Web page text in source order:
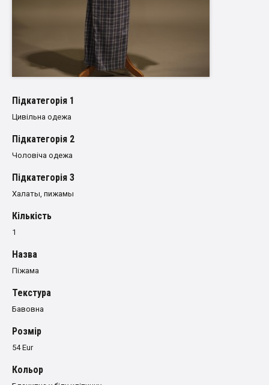
Пiдкатегорiя 1
Цивільна одежа
Пiдкатегорiя 2
Чоловіча одежа
Пiдкатегорiя 3
Халаты, пижамы
Кількість
1
Назва
Піжама
Текстура
Бавовна
Розмiр
54 Eur
Кольор